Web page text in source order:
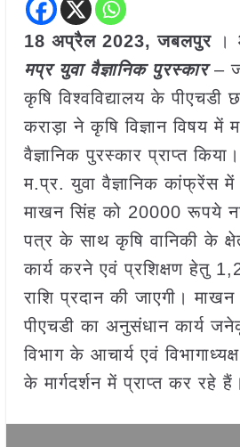
18 अप्रैल 2023,जबलपुर ।
मप्र युवा वैज्ञानिक पुरस्कार –
कृषि विश्वविद्यालय के पीएचडी
कराड़ा ने कृषि विज्ञान विषय में
वैज्ञानिक पुरस्कार प्राप्त
म.प्र. युवा वैज्ञानिक कांफ्रेंस
माखन सिंह को 20000 रूपये
पत्र के साथ कृषि वानिकी के
कार्य करने एवं प्रशिक्षण हेतु
राशि प्रदान की जाएगी।
पीएचडी का अनुसंधान कार्य
विभाग के आचार्य एवं
के मार्गदर्शन में प्राप्त कर रहे हैं।